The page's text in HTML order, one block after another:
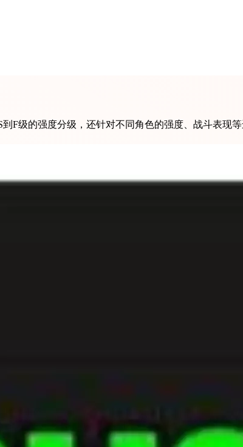
F级的强度分级，还针对不同角色的强度、战斗表现